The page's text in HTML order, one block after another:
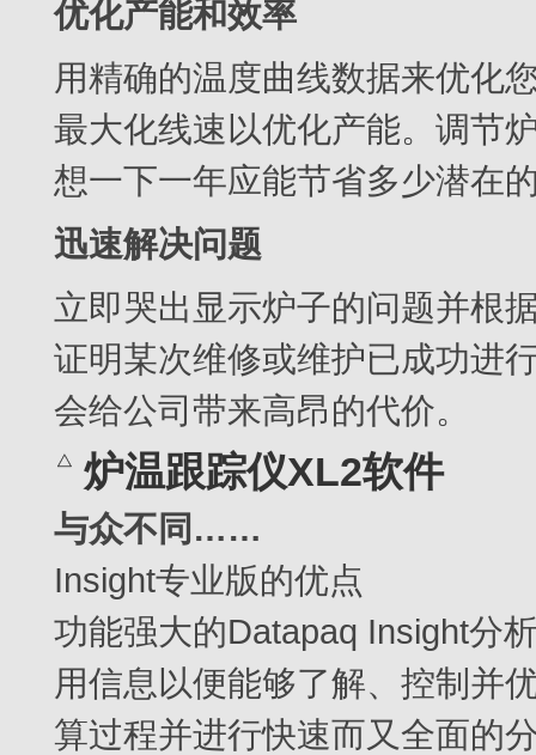
优化产能和效率
用精确的温度曲线数据来优化
最大化线速以优化产能。调节
想一下一年应能节省多少潜在
迅速解决问题
立即哭出显示炉子的问题并根
证明某次维修或维护已成功进
会给公司带来高昂的代价。
炉温跟踪仪XL2软件
与众不同……
Insight专业版的优点
功能强大的Datapaq Insight分
用信息以便能够了解、控制并
算过程并进行快速而又全面的